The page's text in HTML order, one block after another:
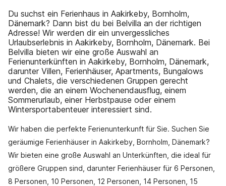
Du suchst ein Ferienhaus in Aakirkeby, Bornholm,
Dänemark? Dann bist du bei Belvilla an der richtigen
Adresse! Wir werden dir ein unvergessliches
Urlaubserlebnis in Aakirkeby, Bornholm, Dänemark. Bei
Belvilla bieten wir eine große Auswahl an
Ferienunterkünften in Aakirkeby, Bornholm, Dänemark,
darunter Villen, Ferienhäuser, Apartments, Bungalows
und Chalets, die verschiedenen Gruppen gerecht
werden, die an einem Wochenendausflug, einem
Sommerurlaub, einer Herbstpause oder einem
Wintersportabenteuer interessiert sind.
Wir haben die perfekte Ferienunterkunft für Sie. Suchen Sie
geräumige Ferienhäuser in Aakirkeby, Bornholm, Dänemark?
Wir bieten eine große Auswahl an Unterkünften, die ideal für
größere Gruppen sind, darunter Ferienhäuser für 6 Personen,
8 Personen, 10 Personen, 12 Personen, 14 Personen, 15